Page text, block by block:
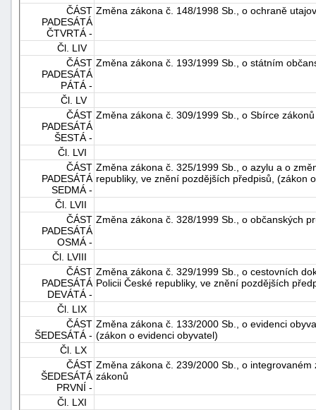
ČÁST
PADESÁTÁ
ČTVRTÁ -
Změna zákona č. 148/1998 Sb., o ochraně
Čl. LIV
ČÁST
PADESÁTÁ
PÁTÁ -
Změna zákona č. 193/1999 Sb., o státním
Čl. LV
ČÁST
PADESÁTÁ
ŠESTÁ -
Změna zákona č. 309/1999 Sb., o Sbírce
Čl. LVI
ČÁST
PADESÁTÁ
SEDMÁ -
Změna zákona č. 325/1999 Sb., o azylu a o
republiky, ve znění pozdějších předpisů, (zákon
Čl. LVII
ČÁST
PADESÁTÁ
OSMÁ -
Změna zákona č. 328/1999 Sb., o občanských
Čl. LVIII
ČÁST
PADESÁTÁ
DEVÁTÁ -
Změna zákona č. 329/1999 Sb., o cestovních
Policii České republiky, ve znění pozdějších
Čl. LIX
ČÁST
ŠEDESÁTÁ -
Změna zákona č. 133/2000 Sb., o evidenci
(zákon o evidenci obyvatel)
Čl. LX
ČÁST
ŠEDESÁTÁ
PRVNÍ -
Změna zákona č. 239/2000 Sb., o
zákonů
Čl. LXI